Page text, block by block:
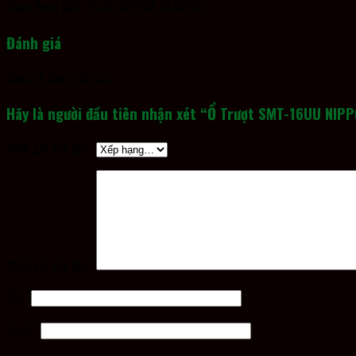
Đánh giá
Hãy là người đầu tiên nhận xét “Ổ Trượt SMT-16UU